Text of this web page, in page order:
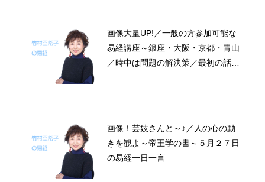
画像大量UP!／一般の方参加可能な
易経講座～銀座・大阪・京都・青山
／時中は問題の解決策／最初の話は
画像！芸妓さんと～♪／人の心の動
きを観よ～帝王学の書～５月２７日
の易経一日一言